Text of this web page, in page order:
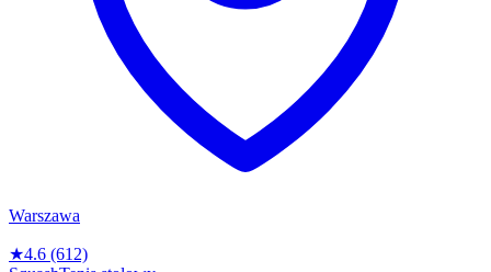
Warszawa
★4.6 (612)